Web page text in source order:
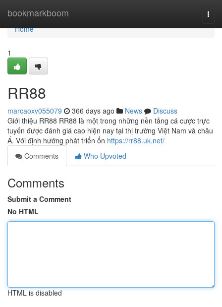
bookmarkboom
Home
Home
1
RR88
marcaoxv055079 366 days ago News
Discuss
Giới thiệu RR88 RR88 là một trong những nền tảng cá cược trực
tuyến được đánh giá cao hiện nay tại thị trường Việt Nam và châu
Á. Với định hướng phát triển ổn https://rr88.uk.net/
Comments
Who Upvoted
Comments
Submit a Comment
No HTML
HTML is disabled